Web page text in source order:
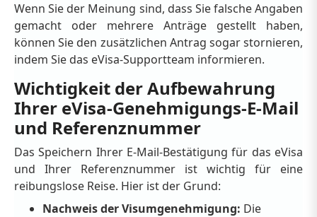
Wenn Sie der Meinung sind, dass Sie falsche Angaben
gemacht oder mehrere Anträge gestellt haben,
können Sie den zusätzlichen Antrag sogar stornieren,
indem Sie das eVisa-Supportteam informieren.
Wichtigkeit der Aufbewahrung
Ihrer eVisa-Genehmigungs-E-Mail
und Referenznummer
Das Speichern Ihrer E-Mail-Bestätigung für das eVisa
und Ihrer Referenznummer ist wichtig für eine
reibungslose Reise. Hier ist der Grund:
Nachweis der Visumgenehmigung: Die